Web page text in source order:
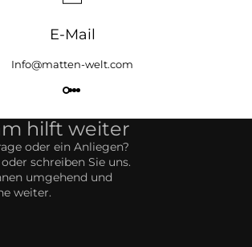
E-Mail
Info@matten-welt.com
hilft weiter
oder ein Anliegen?
schreiben Sie uns.
umgehend und
weiter.